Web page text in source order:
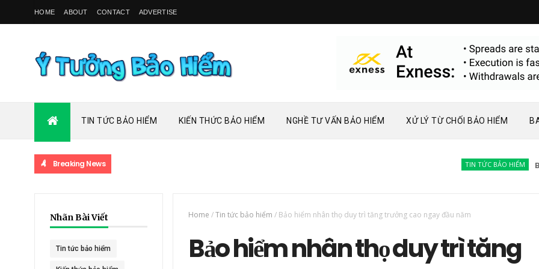
HOME ABOUT CONTACT ADVERTISE
TIN TỨC BẢO HIỂM KIẾN THỨC BẢO HIỂM NGHỀ TƯ VẤN BẢO HIỂM XỬ LÝ TỪ CHỐI BẢO HIỂM
Breaking News TIN TỨC BẢO HIỂM Bàn
Nhãn Bài Viết
Tin tức bảo hiểm
Home /Tin tức bảo hiểm / Bảo hiểm nhân thọ duy trì tăng trưởng cao ngay đầu năm
Bảo hiểm nhân thọ duy trì tăng